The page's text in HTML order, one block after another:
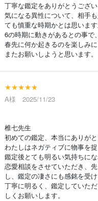
丁寧な鑑定をありがとうござい
気になる異性について、相手
ても慎重な時期かとは思います
6の時期に動きがあるとの事で
春先に何か起きるのを楽しみに
またお願いしようと思います。
★★★★★
A様 2025/11/23
椎七先生
初めての鑑定、本当にありが
わたしはネガティブに物事を
鑑定後とても明るい気持ちにな
恋愛相談をさせていただき、
し、鑑定の凄さにも感銘を受け
丁寧に明るく、鑑定していた
しくお願いします。